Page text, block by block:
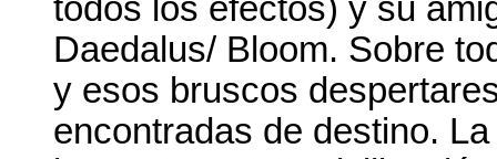
todos los efectos) y su
Daedalus/ Bloom. Sobre
y esos bruscos
encontradas de destino.